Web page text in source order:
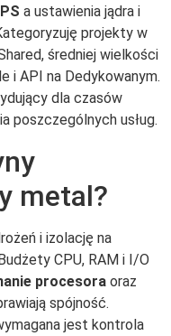
a ustawienia jądra i
projekty w
średniej wielkości
i API na Dedykowanym.
dla czasów
poszczególnych usług.
metal?
i izolację na
CPU, RAM i I/O
procesora oraz
spójność.
jest kontrola